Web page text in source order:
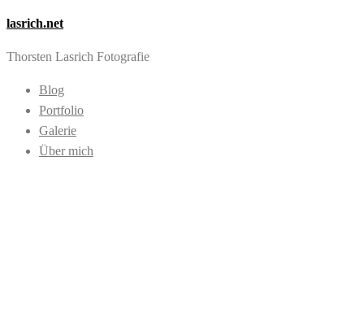
lasrich.net
Thorsten Lasrich Fotografie
Blog
Portfolio
Galerie
Über mich